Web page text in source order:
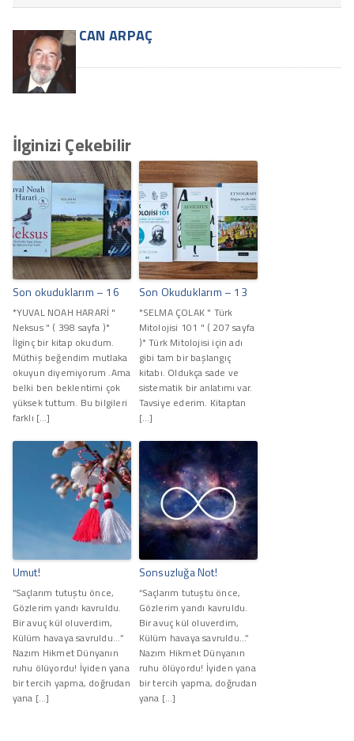
CAN ARPAÇ
İlginizi Çekebilir
Son okuduklarım – 16
*YUVAL NOAH HARARİ "
Neksus " ( 398 sayfa )*
İlginç bir kitap okudum.
Müthiş beğendim mutlaka
okuyun diyemiyorum .Ama
belki ben beklentimi çok
yüksek tuttum. Bu bilgileri
farklı […]
Son Okuduklarım – 13
*SELMA ÇOLAK " Türk
Mitolojisi 101 " ( 207 sayfa
)* Türk Mitolojisi için adı
gibi tam bir başlangıç
kitabı. Oldukça sade ve
sistematik bir anlatımı var.
Tavsiye ederim. Kitaptan
[…]
Umut!
“Saçlarım tutuştu önce,
Gözlerim yandı kavruldu.
Bir avuç kül oluverdim,
Külüm havaya savruldu…”
Nazım Hikmet Dünyanın
ruhu ölüyordu! İyiden yana
bir tercih yapma, doğrudan
yana […]
Sonsuzluğa Not!
“Saçlarım tutuştu önce,
Gözlerim yandı kavruldu.
Bir avuç kül oluverdim,
Külüm havaya savruldu...”
Nazım Hikmet Dünyanın
ruhu ölüyordu! İyiden yana
bir tercih yapma, doğrudan
yana […]